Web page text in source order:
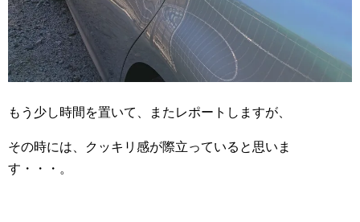
もう少し時間を置いて、またレポートしますが、
その時には、クッキリ感が際立っていると思いま
す・・・。